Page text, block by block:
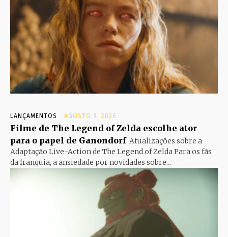
LANÇAMENTOS AGOSTO 8, 2026
Filme de The Legend of Zelda escolhe ator
para o papel de Ganondorf Atualizações sobre a
Adaptação Live-Action de The Legend of Zelda Para os fãs
da franquia, a ansiedade por novidades sobre...